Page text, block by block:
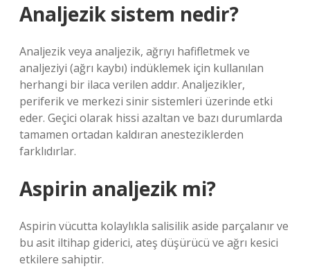
Analjezik sistem nedir?
Analjezik veya analjezik, ağrıyı hafifletmek ve
analjeziyi (ağrı kaybı) indüklemek için kullanılan
herhangi bir ilaca verilen addır. Analjezikler,
periferik ve merkezi sinir sistemleri üzerinde etki
eder. Geçici olarak hissi azaltan ve bazı durumlarda
tamamen ortadan kaldıran anesteziklerden
farklıdırlar.
Aspirin analjezik mi?
Aspirin vücutta kolaylıkla salisilik aside parçalanır ve
bu asit iltihap giderici, ateş düşürücü ve ağrı kesici
etkilere sahiptir.